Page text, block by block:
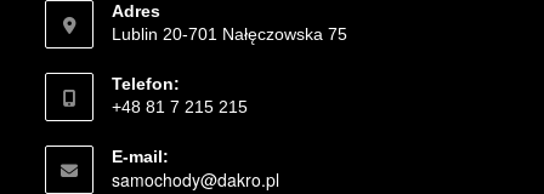
Adres
Lublin 20-701 Nałęczowska 75
Telefon:
+48 81 7 215 215
E-mail:
samochody@dakro.pl